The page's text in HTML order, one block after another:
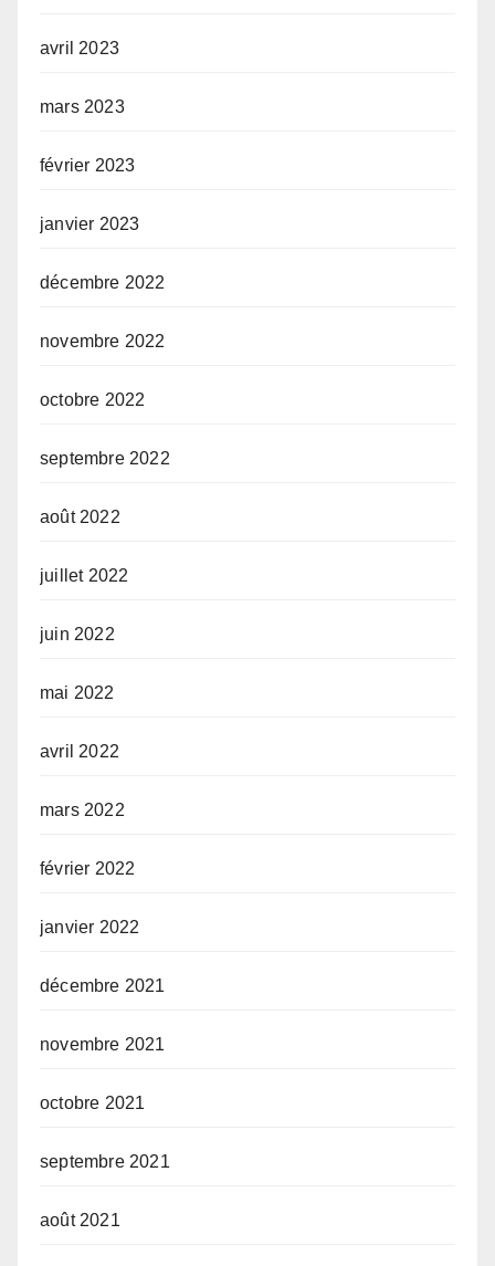
avril 2023
mars 2023
février 2023
janvier 2023
décembre 2022
novembre 2022
octobre 2022
septembre 2022
août 2022
juillet 2022
juin 2022
mai 2022
avril 2022
mars 2022
février 2022
janvier 2022
décembre 2021
novembre 2021
octobre 2021
septembre 2021
août 2021